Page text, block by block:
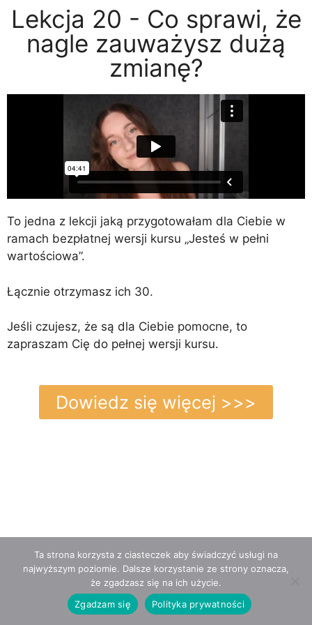
Lekcja 20 - Co sprawi, że
nagle zauważysz dużą
zmianę?
To jedna z lekcji jaką przygotowałam dla Ciebie w
ramach bezpłatnej wersji kursu „Jesteś w pełni
wartościowa”.
Łącznie otrzymasz ich 30.
Jeśli czujesz, że są dla Ciebie pomocne, to
zapraszam Cię do pełnej wersji kursu.
Dowiedz się więcej >>>
Ta strona korzysta z ciasteczek aby świadczyć usługi na
najwyższym poziomie. Dalsze korzystanie ze strony oznacza,
że zgadzasz się na ich użycie.
Zgadzam się
Polityka prywatności